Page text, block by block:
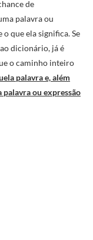
de
palavra ou
que ela significa. Se
dicionário, já é
o caminho inteiro
palavra e, além
palavra ou expressão